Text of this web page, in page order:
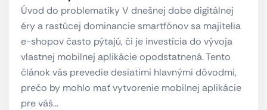
Úvod do problematiky V dnešnej dobe digitálnej
éry a rastúcej dominancie smartfónov sa majitelia
e-shopov často pýtajú, či je investícia do vývoja
vlastnej mobilnej aplikácie opodstatnená. Tento
článok vás prevedie desiatimi hlavnými dôvodmi,
prečo by mohlo mať vytvorenie mobilnej aplikácie
pre váš…